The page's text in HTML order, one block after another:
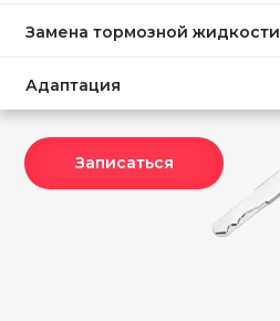
Замена тормозной жидкости
Адаптация
Записаться